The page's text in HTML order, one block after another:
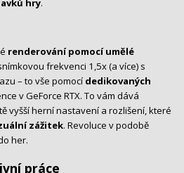
hry.
renderování pomocí umělé
frekvenci 1,5x (a více) s
– to vše pomocí dedikovaných
v GeForce RTX. To vám dává
vyšší herní nastavení a rozlišení, které
zážitek. Revoluce v podobě
her.
práce